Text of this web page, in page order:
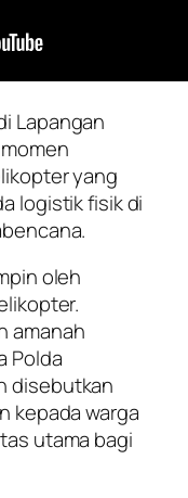
Lapangan
yang
logistik fisik di
oleh
amanah
Polda
disebutkan
kepada warga
utama bagi